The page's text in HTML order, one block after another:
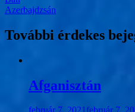
navigáció
Azerbajdzsán
További érdekes
Afganisztán